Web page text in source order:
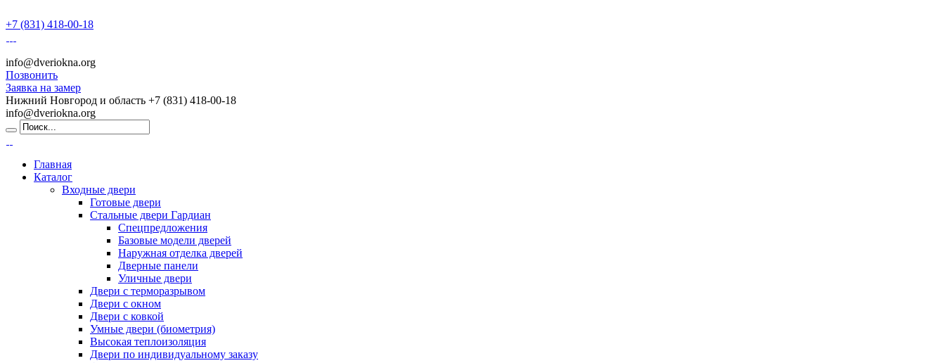
+7 (831) 418-00-18
info@dveriokna.org
Позвонить
Заявка на замер
Нижний Новгород и область +7 (831) 418-00-18
info@dveriokna.org
Главная
Каталог
Входные двери
Готовые двери
Стальные двери Гардиан
Спецпредложения
Базовые модели дверей
Наружная отделка дверей
Дверные панели
Уличные двери
Двери с терморазрывом
Двери с окном
Двери с ковкой
Умные двери (биометрия)
Высокая теплоизоляция
Двери по индивидуальному заказу